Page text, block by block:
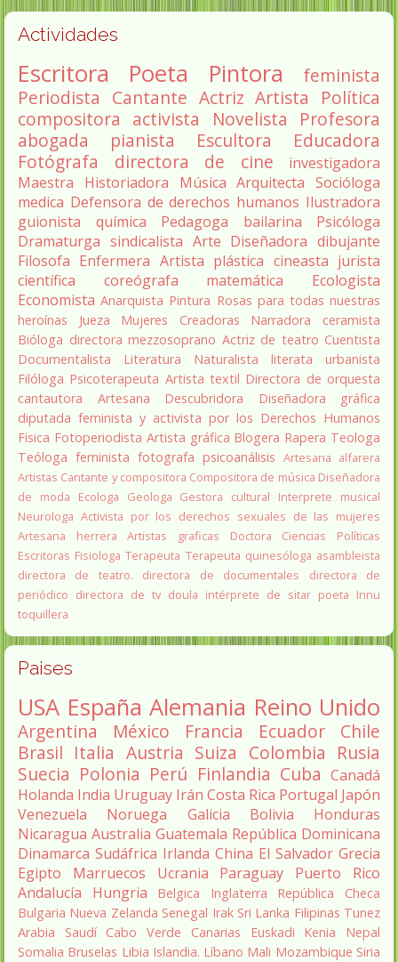
Actividades
Escritora Poeta Pintora
feminista
Periodista Cantante Actriz Artista
Política
compositora activista Novelista
Profesora
abogada
pianista Escultora
Educadora
Fotógrafa
directora de cine
investigadora
Maestra
Historiadora Música Arquitecta Socióloga
medica Defensora de derechos humanos Ilustradora
guionista
química Pedagoga bailarina
Psicóloga
Dramaturga sindicalista Arte Diseñadora dibujante
Filosofa Enfermera Artista plástica cineasta jurista
científica
coreógrafa matemática
Ecologista
Economista Anarquista Pintura Rosas para todas nuestras
heroínas
Jueza Mujeres Creadoras Narradora
ceramista
Bióloga directora mezzosoprano Actriz de teatro Cuentista
Documentalista
Literatura Naturalista literata
urbanista
Filóloga Psicoterapeuta Artista textil Directora de orquesta
cantautora
Artesana Descubridora
Diseñadora gráfica
diputada feminista y activista por los Derechos Humanos
Fisica Fotoperiodista Artista gráfica Blogera Rapera Teologa
Teóloga feminista fotografa psicoanálisis Artesana alfarera
Artistas Cantante y compositora Compositora de música Diseñadora
de moda
Ecologa Geologa Gestora cultural
Interprete musical
Neurologa Activista por los derechos sexuales de las mujeres
Artesana herrera
Artistas graficas
Doctora Ciencias Políticas
Escritoras Fisiologa Terapeuta Terapeuta quinesóloga asambleista
directora de teatro.
directora de documentales
directora de
periódico directora de tv doula intérprete de sitar poeta Innu
toquillera
Paises
USA España Alemania Reino Unido
Argentina México Francia Ecuador
Chile
Brasil Italia Austria Suiza Colombia Rusia
Suecia Polonia Perú Finlandia Cuba Canadá
Holanda India Uruguay Irán Costa Rica Portugal Japón
Venezuela
Noruega Galicia Bolivia
Honduras
Nicaragua Australia Guatemala República Dominicana
Dinamarca Sudáfrica Irlanda China El Salvador Grecia
Egipto
Marruecos Ucrania Paraguay
Puerto Rico
Andalucía
Hungria Belgica Inglaterra
República Checa
Bulgaria Nueva Zelanda Senegal Irak Sri Lanka Filipinas Tunez
Arabia Saudí Cabo Verde Canarias Euskadi Kenia
Nepal
Somalia Bruselas Libia Islandia. Líbano Mali Mozambique Siria